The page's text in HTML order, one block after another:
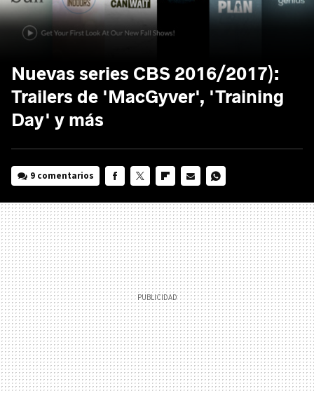
Nuevas series CBS 2016/2017):
Trailers de 'MacGyver', 'Training
Day' y más
9 comentarios
MAIL